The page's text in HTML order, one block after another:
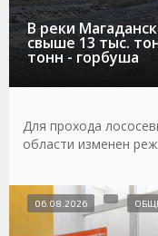
В реки
свыше 13 тыс.
тонн - горбуша
Для прохода
области изменен
06.08.2026